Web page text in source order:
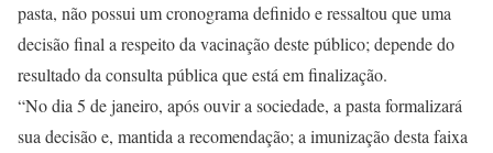
pasta, não possui um cronograma definido e ressaltou que uma
decisão final a respeito da vacinação deste público; depende do
resultado da consulta pública que está em finalização.
“No dia 5 de janeiro, após ouvir a sociedade, a pasta formalizará
sua decisão e, mantida a recomendação; a imunização desta faixa